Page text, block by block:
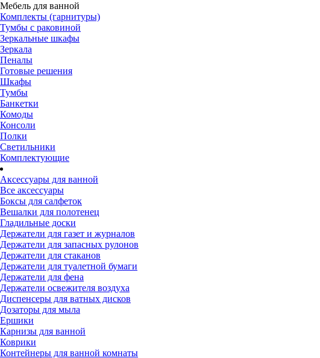
Мебель для ванной
Комплекты (гарнитуры)
Тумбы с раковиной
Зеркальные шкафы
Зеркала
Пеналы
Готовые решения
Шкафы
Тумбы
Банкетки
Комоды
Консоли
Полки
Светильники
Комплектующие
Аксессуары для ванной
Все аксессуары
Боксы для салфеток
Вешалки для полотенец
Гладильные доски
Держатели для газет и журналов
Держатели для запасных рулонов
Держатели для стаканов
Держатели для туалетной бумаги
Держатели для фена
Держатели освежителя воздуха
Диспенсеры для ватных дисков
Дозаторы для мыла
Ершики
Карнизы для ванной
Коврики
Контейнеры для ванной комнаты